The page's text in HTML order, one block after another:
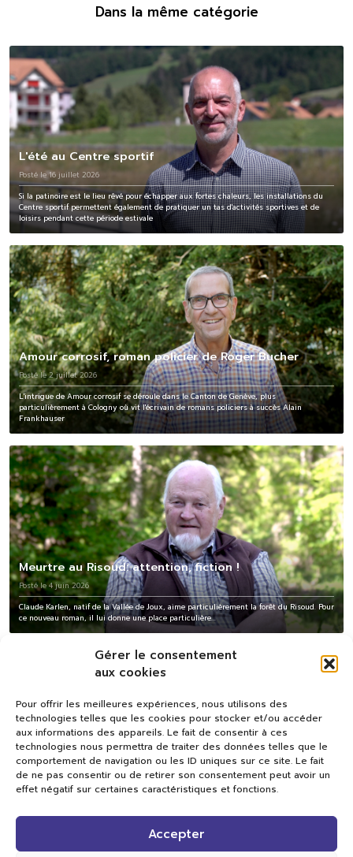
Gérer le consentement
aux cookies
Pour offrir les meilleures expériences, nous utilisons des
technologies telles que les cookies pour stocker et/ou accéder
aux informations des appareils. Le fait de consentir à ces
technologies nous permettra de traiter des données telles que le
comportement de navigation ou les ID uniques sur ce site. Le fait
de ne pas consentir ou de retirer son consentement peut avoir un
effet négatif sur certaines caractéristiques et fonctions.
Accepter
Dans la même catégorie
L'été au Centre sportif
Posté le 16 juillet 2026
Si la patinoire est le lieu rêvé pour échapper aux fortes chaleurs, les installations du
Centre sportif permettent également de pratiquer un tas d'activités sportives et de
loisirs pendant cette période estivale
Amour corrosif, roman policier de Roger Bucher
Posté le 2 juillet 2026
L'intrigue de Amour corrosif se déroule dans le Canton de Genève, plus
particulièrement à Cologny où vit l'écrivain de romans policiers à succès Alain
Frankhauser
Meurtre au Risoud: attention, fiction !
Posté le 4 juin 2026
Claude Karlen, natif de la Vallée de Joux, aime particulièrement la forêt du Risoud. Pour
ce nouveau roman, il lui donne une place particulière...
Val TV
Centre de Compétences Médias
Rue du Pont-Neuf 24